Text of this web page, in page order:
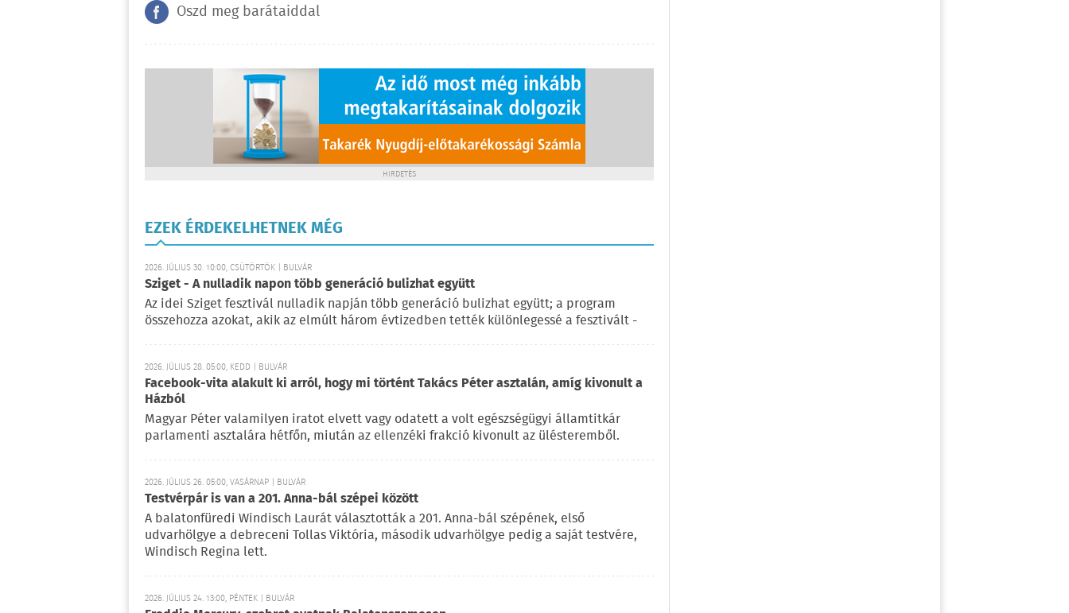
Oszd meg barátaiddal
HIRDETÉS
EZEK ÉRDEKELHETNEK MÉG
2026. JÚLIUS 30. 10:00, CSÜTÖRTÖK | BULVÁR
Sziget - A nulladik napon több generáció bulizhat együtt
Az idei Sziget fesztivál nulladik napján több generáció bulizhat együtt; a program
összehozza azokat, akik az elmúlt három évtizedben tették különlegessé a fesztivált -
2026. JÚLIUS 28. 05:00, KEDD | BULVÁR
Facebook-vita alakult ki arról, hogy mi történt Takács Péter asztalán, amíg kivonult a
Házból
Magyar Péter valamilyen iratot elvett vagy odatett a volt egészségügyi államtitkár
parlamenti asztalára hétfőn, miután az ellenzéki frakció kivonult az ülésteremből.
2026. JÚLIUS 26. 05:00, VASÁRNAP | BULVÁR
Testvérpár is van a 201. Anna-bál szépei között
A balatonfüredi Windisch Laurát választották a 201. Anna-bál szépének, első
udvarhölgye a debreceni Tollas Viktória, második udvarhölgye pedig a saját testvére,
Windisch Regina lett.
2026. JÚLIUS 24. 13:00, PÉNTEK | BULVÁR